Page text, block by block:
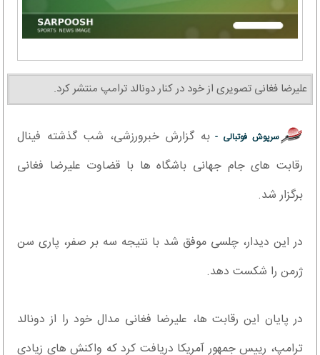
علیرضا فغانی تصویری از خود در کنار دونالد ترامپ منتشر کرد.
سرپوش فوتبالی - به گزارش خبرورزشی، شب گذشته فینال
رقابت های جام جهانی باشگاه ها با قضاوت علیرضا فغانی
برگزار شد.
در این دیدار، چلسی موفق شد با نتیجه سه بر صفر، پاری سن
ژرمن را شکست دهد.
در پایان این رقابت ها، علیرضا فغانی مدال خود را از دونالد
ترامپ، رییس جمهور آمریکا دریافت کرد که واکنش های زیادی